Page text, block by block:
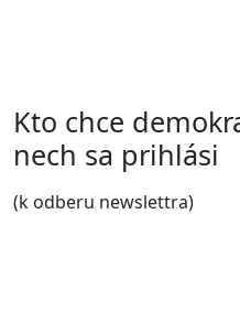
Kto chce
nech sa prihlási
(k odberu newslettra)